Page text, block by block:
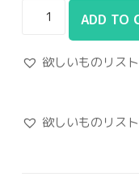
ADD TO
欲しいものリス
欲しいものリス